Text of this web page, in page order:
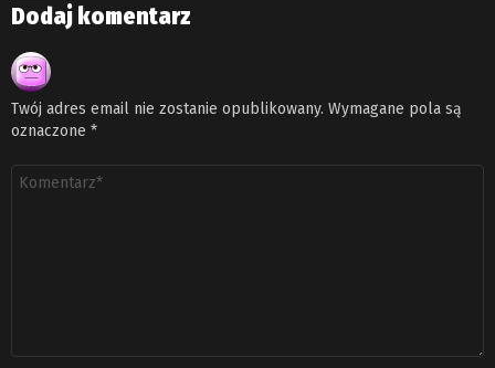
Dodaj komentarz
Twój adres email nie zostanie opublikowany. Wymagane pola są
oznaczone *